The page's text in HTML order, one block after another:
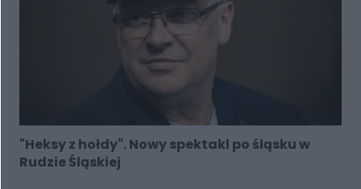
"Heksy z hołdy". Nowy spektakl po śląsku w
Rudzie Śląskiej